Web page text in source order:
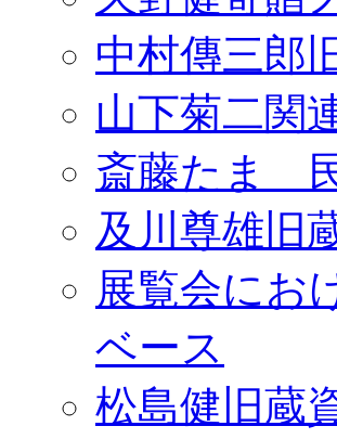
中村傳三郎
山下菊二関
斎藤たま
及川尊雄旧
展覧会にお
ベース
松島健旧蔵